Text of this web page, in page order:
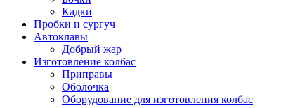
Кадки
Пробки и сургуч
Автоклавы
Добрый жар
Изготовление колбас
Приправы
Оболочка
Оборудование для изготовления колбас